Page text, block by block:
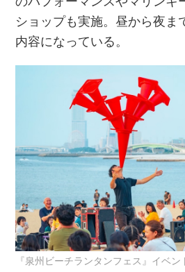
ショップも実施。昼から夜ま
内容になっている。
『泉州ビーチランタンフェス』イベン